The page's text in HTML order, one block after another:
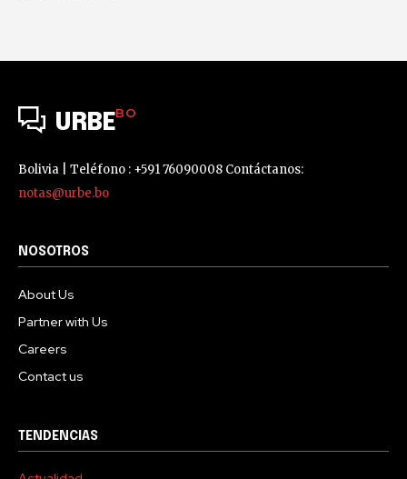
URBEBO
Bolivia | Teléfono : +591 76090008 Contáctanos:
notas@urbe.bo
NOSOTROS
About Us
Partner with Us
Careers
Contact us
TENDENCIAS